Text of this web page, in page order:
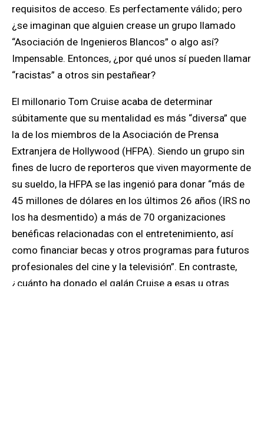
requisitos de acceso. Es perfectamente válido; pero
¿se imaginan que alguien crease un grupo llamado
“Asociación de Ingenieros Blancos” o algo así?
Impensable. Entonces, ¿por qué unos sí pueden llamar
“racistas” a otros sin pestañear?
El millonario Tom Cruise acaba de determinar
súbitamente que su mentalidad es más “diversa” que
la de los miembros de la Asociación de Prensa
Extranjera de Hollywood (HFPA). Siendo un grupo sin
fines de lucro de reporteros que viven mayormente de
su sueldo, la HFPA se las ingenió para donar “más de
45 millones de dólares en los últimos 26 años (IRS no
los ha desmentido) a más de 70 organizaciones
benéficas relacionadas con el entretenimiento, así
como financiar becas y otros programas para futuros
profesionales del cine y la televisión”. En contraste,
¿cuánto ha donado el galán Cruise a esas u otras